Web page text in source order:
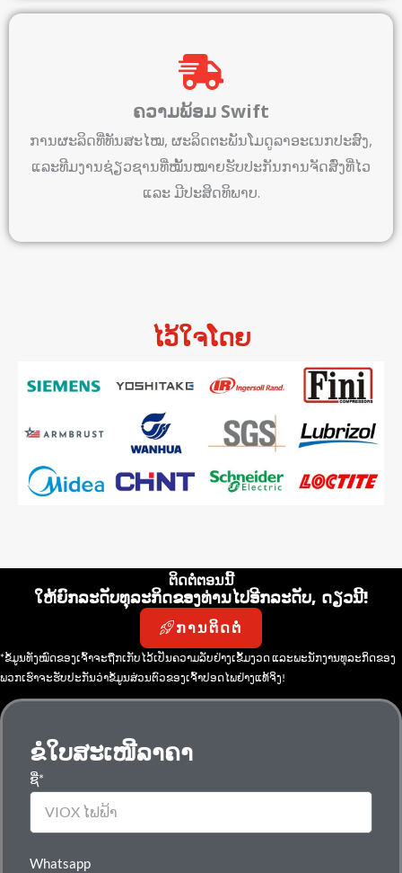
ຄວາມພ້ອມ Swift
ການຜະລິດທີ່ທັນສະໄໝ, ຜະລິດຕະພັນໂມດູລາອະເນກປະສົງ,
ແລະທີມງານຊ່ຽວຊານທີ່ໝັ້ນໝາຍຮັບປະກັນການຈັດສົ່ງທີ່ໄວ
ແລະ ມີປະສິດທິພາບ.
ໄວ້ໃຈໂດຍ
ຕິດຕໍ່ຕອນນີ້
ໃຫ້ຍົກລະດັບທຸລະກິດຂອງທ່ານໄປອີກລະດັບ, ດຽວນີ້!
ການຕິດຕໍ່
*ຂໍ້ມູນທັງໝົດຂອງເຈົ້າຈະຖືກເກັບໄວ້ເປັນຄວາມລັບຢ່າງເຂັ້ມງວດ ແລະພະນັກງານທຸລະກິດຂອງ
ພວກເຮົາຈະຮັບປະກັນວ່າຂໍ້ມູນສ່ວນຕົວຂອງເຈົ້າປອດໄພຢ່າງແທ້ຈິງ!
ຂໍໃບສະເໜີລາຄາ
ຊື່*
Whatsapp